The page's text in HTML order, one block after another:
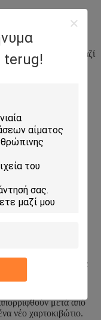
terug!
της προέλευσης
των λύσεων μαζί
και τα μάτια.
την αφθονία του
νερού. Λάβετε την
και τη τεχνητή
ανάλυσης
διαφορετικά η
σκόνη θέση με
τη σειρά μπορεί να
60 ημέρες. Τα
μετά από
νέο χαρτοκιβώτιο.